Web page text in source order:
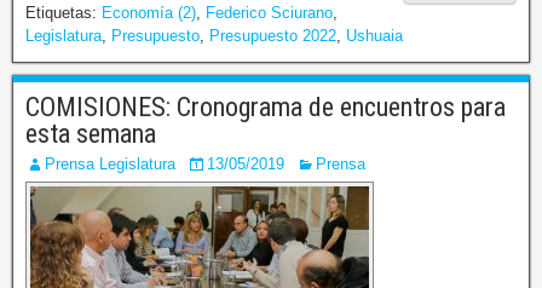
Etiquetas: Economía (2) Federico Sciurano
Legislatura
Presupuesto Presupuesto 2022 Ushuaia
COMISIONES: Cronograma de encuentros para
esta semana
Prensa Legislatura 13/05/2019 Prensa